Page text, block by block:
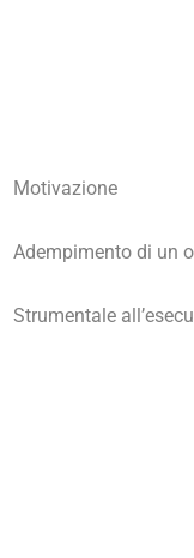
Motivazione
Adempimento di un
Strumentale